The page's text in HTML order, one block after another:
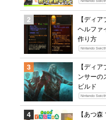
Nintendo Swicth
【ディア
ヘルファ
作り方
Nintendo Swicth
【ディ
ンサーの
ビルド
Nintendo Swicth
【あつ